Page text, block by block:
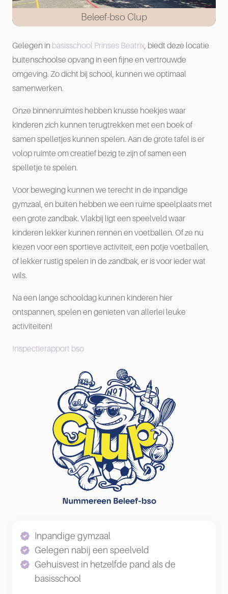
Beleef-bso Clup
Gelegen in basisschool Prinses Beatrix , biedt deze locatie
buitenschoolse opvang in een fijne en vertrouwde
omgeving. Zo dicht bij school, kunnen we optimaal
samenwerken.
Onze binnenruimtes hebben knusse hoekjes waar
kinderen zich kunnen terugtrekken met een boek of
samen spelletjes kunnen spelen. Aan de grote tafel is er
volop ruimte om creatief bezig te zijn of samen een
spelletje te spelen.
Voor beweging kunnen we terecht in de inpandige
gymzaal, en buiten hebben we een ruime speelplaats met
een grote zandbak. Vlakbij ligt een speelveld waar
kinderen lekker kunnen rennen en voetballen. Of ze nu
kiezen voor een sportieve activiteit, een potje voetballen,
of lekker rustig spelen in de zandbak, er is voor ieder wat
wils.
Na een lange schooldag kunnen kinderen hier
ontspannen, spelen en genieten van allerlei leuke
activiteiten!
Inspectierapport bso
Inpandige gymzaal
Gelegen nabij een speelveld
Gehuisvest in hetzelfde pand als de
basisschool